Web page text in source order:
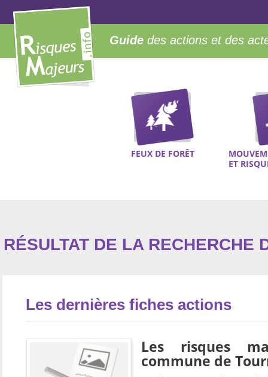
Guide des actions et des
FEUX DE FORÊT
ET
RÉSULTAT DE LA RECHERCHE
Les dernières fiches actions
Les risques
commune de